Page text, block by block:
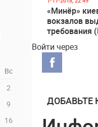
Вс
2
9
16
«Минёр»
вокзалов
требования
Войти через